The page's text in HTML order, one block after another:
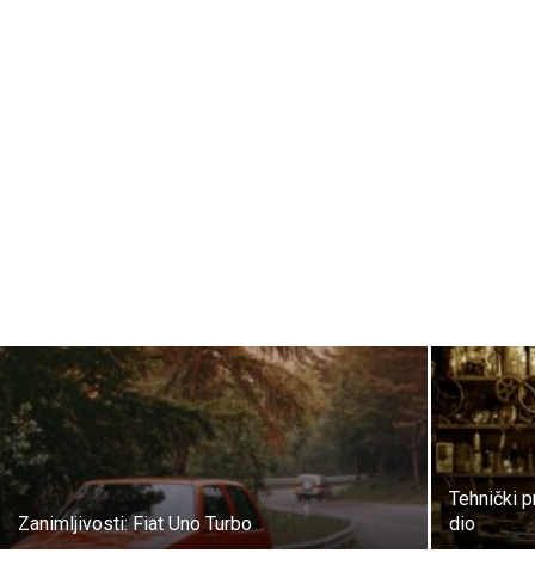
Zanimljivosti: Fiat Uno Turbo
Tehnički
dio